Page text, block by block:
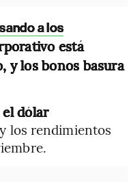
a los
está
y los bonos basura
el dólar
y los rendimientos